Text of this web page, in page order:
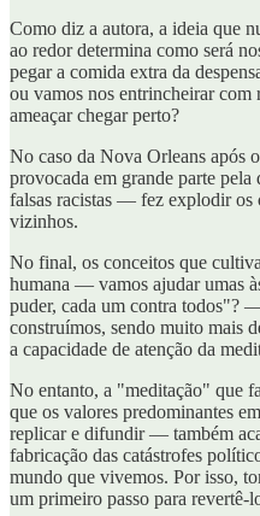
Como diz a autora, a ideia que
ao redor determina como será
pegar a comida extra da
ou vamos nos entrincheirar com
ameaçar chegar perto?
No caso da Nova Orleans após
provocada em grande parte pela
falsas racistas — fez explodir os
vizinhos.
No final, os conceitos que
humana — vamos ajudar umas
puder, cada um contra todos"?
construímos, sendo muito mais
a capacidade de atenção da
No entanto, a "meditação" que
que os valores predominantes
replicar e difundir — também
fabricação das catástrofes
mundo que vivemos. Por isso,
um primeiro passo para revertê-